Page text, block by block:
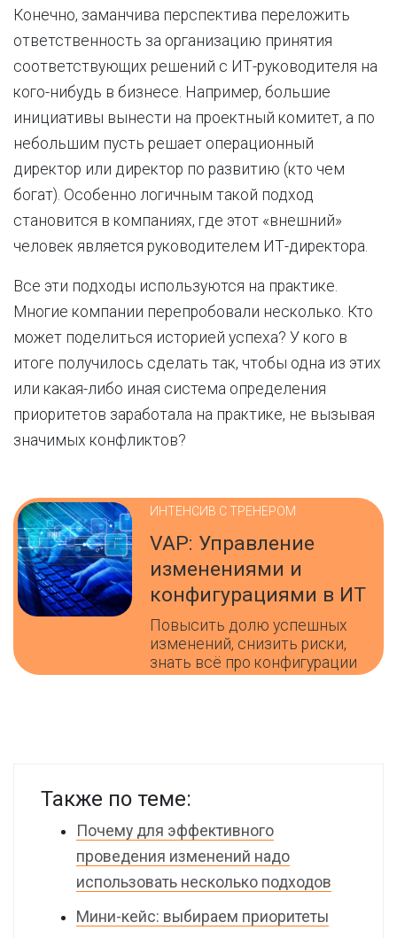
Конечно, заманчива перспектива переложить
ответственность за организацию принятия
соответствующих решений с ИТ-руководителя на
кого-нибудь в бизнесе. Например, большие
инициативы вынести на проектный комитет, а по
небольшим пусть решает операционный
директор или директор по развитию (кто чем
богат). Особенно логичным такой подход
становится в компаниях, где этот «внешний»
человек является руководителем ИТ-директора.
Все эти подходы используются на практике.
Многие компании перепробовали несколько. Кто
может поделиться историей успеха? У кого в
итоге получилось сделать так, чтобы одна из этих
или какая-либо иная система определения
приоритетов заработала на практике, не вызывая
значимых конфликтов?
ИНТЕНСИВ С ТРЕНЕРОМ
VAP: Управление
изменениями и
конфигурациями в ИТ
Повысить долю успешных
изменений, снизить риски,
знать всё про конфигурации
Также по теме:
Почему для эффективного
проведения изменений надо
использовать несколько подходов
Мини-кейс: выбираем приоритеты